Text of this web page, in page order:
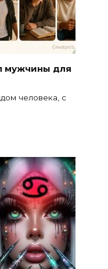
мужчины для
человека, с